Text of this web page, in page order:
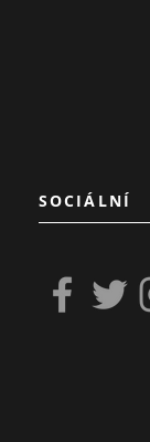
SOCIÁLNÍ